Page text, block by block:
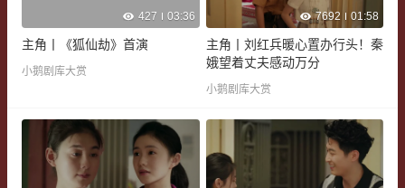
427 03:36
主角丨《狐仙劫》首演
小鹅剧库大赏
7692 01:58
主角丨刘红兵暖心置办行头！秦
娥望着丈夫感动万分
小鹅剧库大赏